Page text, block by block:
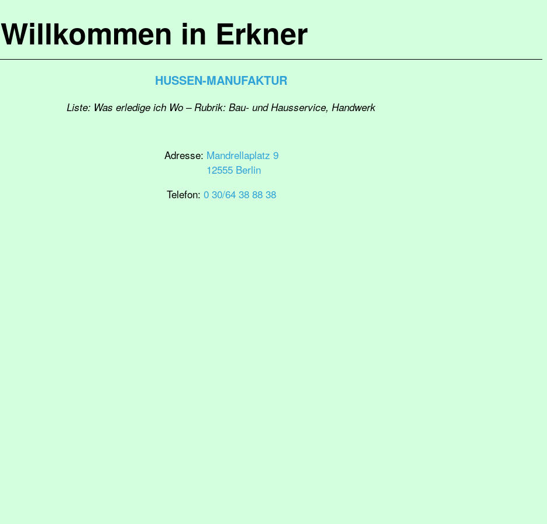
Willkommen in Erkner
HUSSEN-MANUFAKTUR
Liste: Was erledige ich Wo – Rubrik: Bau- und Hausservice, Handwerk
Adresse: Mandrellaplatz 9
12555 Berlin
Telefon: 0 30/64 38 88 38